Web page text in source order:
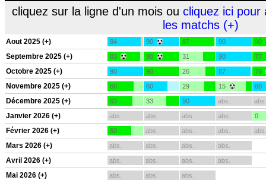
cliquez sur la ligne d'un mois ou cliquez ici pour
les matchs (+)
Aout 2025 (+) 84 90 87 90 90
Septembre 2025 (+) 83 90 31 90 77
Octobre 2025 (+) 90 90 26 87 78
Novembre 2025 (+) 66 60 29 15 60
Décembre 2025 (+) 63 33 90 abs. abs.
Janvier 2026 (+) abs. abs. abs. abs. 0
Février 2026 (+) 60 abs. abs. abs. abs.
Mars 2026 (+) abs. abs. abs. abs.
Avril 2026 (+) abs. abs. abs. abs.
Mai 2026 (+) abs. abs. abs.